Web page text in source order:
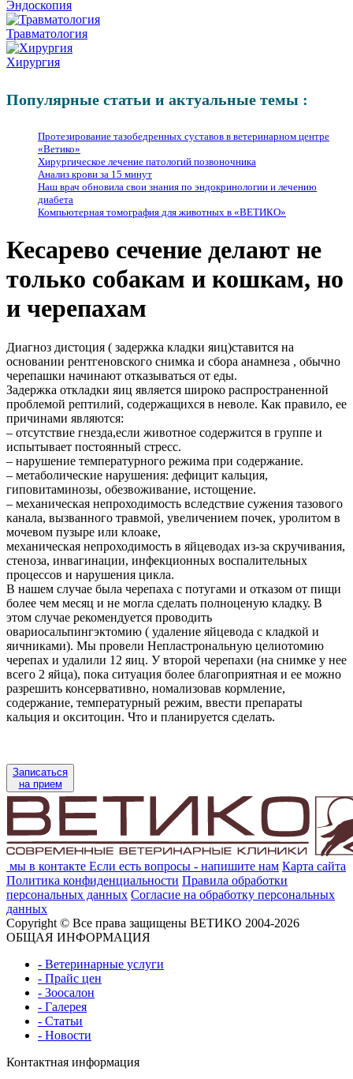
Эндоскопия
Травматология
Хирургия
Популярные статьи и актуальные темы :
Протезирование тазобедренных суставов в ветеринарном центре
«Ветико»
Хирургическое лечение патологий позвоночника
Анализ крови за 15 минут
Наш врач обновила свои знания по эндокринологии и лечению
диабета
Компьютерная томография для животных в «ВЕТИКО»
Кесарево сечение делают не
только собакам и кошкам, но
и черепахам
Диагноз дистоция ( задержка кладки яиц)ставится на
основании рентгеновского снимка и сбора анамнеза , обычно
черепашки начинают отказываться от еды.
Задержка откладки яиц является широко распространенной
проблемой рептилий, содержащихся в неволе. Как правило, ее
причинами являются:
– отсутствие гнезда,если животное содержится в группе и
испытывает постоянный стресс.
– нарушение температурного режима при содержание.
– метаболические нарушения: дефицит кальция,
гиповитаминозы, обезвоживание, истощение.
– механическая непроходимость вследствие сужения тазового
канала, вызванного травмой, увеличением почек, уролитом в
мочевом пузыре или клоаке,
механическая непроходимость в яйцеводах из-за скручивания,
стеноза, инвагинации, инфекционных воспалительных
процессов и нарушения цикла.
В нашем случае была черепаха с потугами и отказом от пищи
более чем месяц и не могла сделать полноценую кладку. В
этом случае рекомендуется проводить
овариосальпингэктомию ( удаление яйцевода с кладкой и
яичниками). Мы провели Непластрональную целиотомию
черепах и удалили 12 яиц. У второй черепахи (на снимке у нее
всего 2 яйца), пока ситуация более благоприятная и ее можно
разрешить консервативно, номализовав кормление,
содержание, температурный режим, ввести препараты
кальция и окситоцин. Что и планируется сделать.
Записаться
на прием
мы в контакте Если есть вопросы - напишите нам Карта сайта
Политика конфиденциальности Правила обработки
персональных данных Согласие на обработку персональных
данных
Copyright © Все права защищены ВЕТИКО 2004-2026
ОБЩАЯ ИНФОРМАЦИЯ
- Ветеринарные услуги
- Прайс цен
- Зоосалон
- Галерея
- Статьи
- Новости
Контактная информация